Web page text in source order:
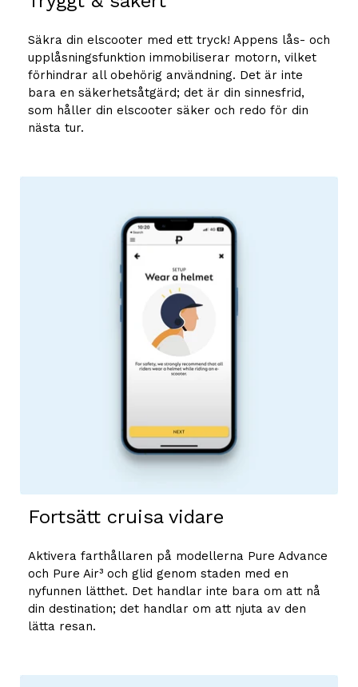
Säkra din elscooter med ett tryck! Appens lås- och
upplåsningsfunktion immobiliserar motorn, vilket
förhindrar all obehörig användning. Det är inte
bara en säkerhetsåtgärd; det är din sinnesfrid,
som håller din elscooter säker och redo för din
nästa tur.
Fortsätt cruisa vidare
Aktivera farthållaren på modellerna Pure Advance
och Pure Air³ och glid genom staden med en
nyfunnen lätthet. Det handlar inte bara om att nå
din destination; det handlar om att njuta av den
lätta resan.